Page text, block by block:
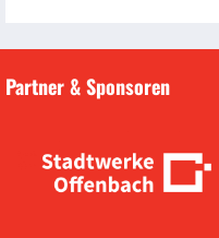
Partner & Sponsoren